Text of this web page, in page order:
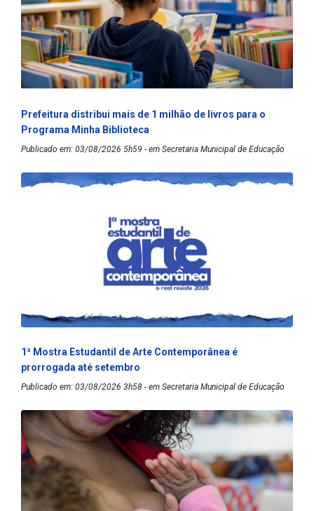
Prefeitura distribui mais de 1 milhão de livros para o
Programa Minha Biblioteca
Publicado em: 03/08/2026 5h59 - em Secretaria Municipal de Educação
1ª Mostra Estudantil de Arte Contemporânea é
prorrogada até setembro
Publicado em: 03/08/2026 3h58 - em Secretaria Municipal de Educação